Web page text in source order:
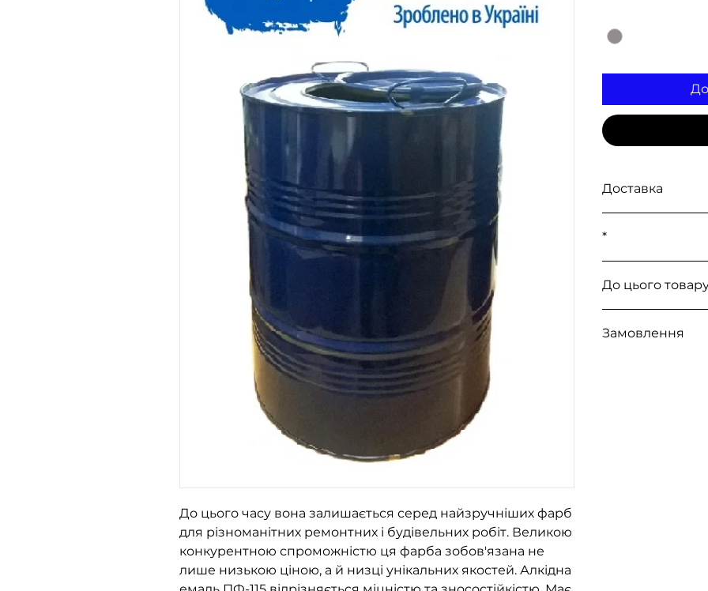
До цього часу вона залишається серед найзручніших фарб
для різноманітних ремонтних і будівельних робіт. Великою
конкурентною спроможністю ця фарба зобов'язана не
лише низькою ціною, а й низці унікальних якостей. Алкідна
Доставка
, а також доставка
*
телефонному
До цього
Уайт Спірит
Замовлення